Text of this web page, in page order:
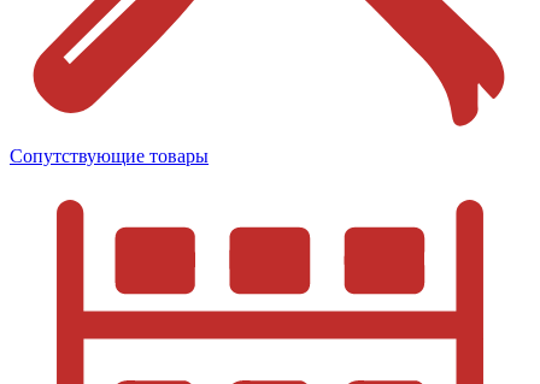
Сопутствующие товары